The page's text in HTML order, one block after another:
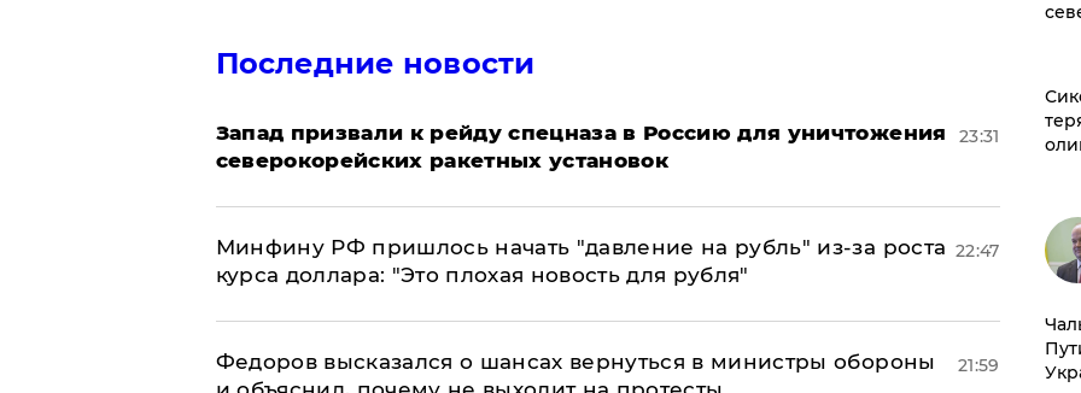
Последние новости
Запад призвали к рейду спецназа в Россию для уничтожения
северокорейских ракетных установок
23:31
Минфину РФ пришлось начать "давление на рубль" из-за роста
курса доллара: "Это плохая новость для рубля"
22:47
Федоров высказался о шансах вернуться в министры обороны
21:59